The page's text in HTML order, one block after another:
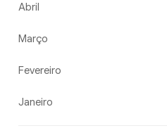
Abril
Março
Fevereiro
Janeiro